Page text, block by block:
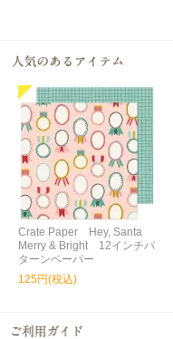
Crate Paper Hey, Santa
Merry & Bright 12インチパ
ターンペーパー
125円(税込)